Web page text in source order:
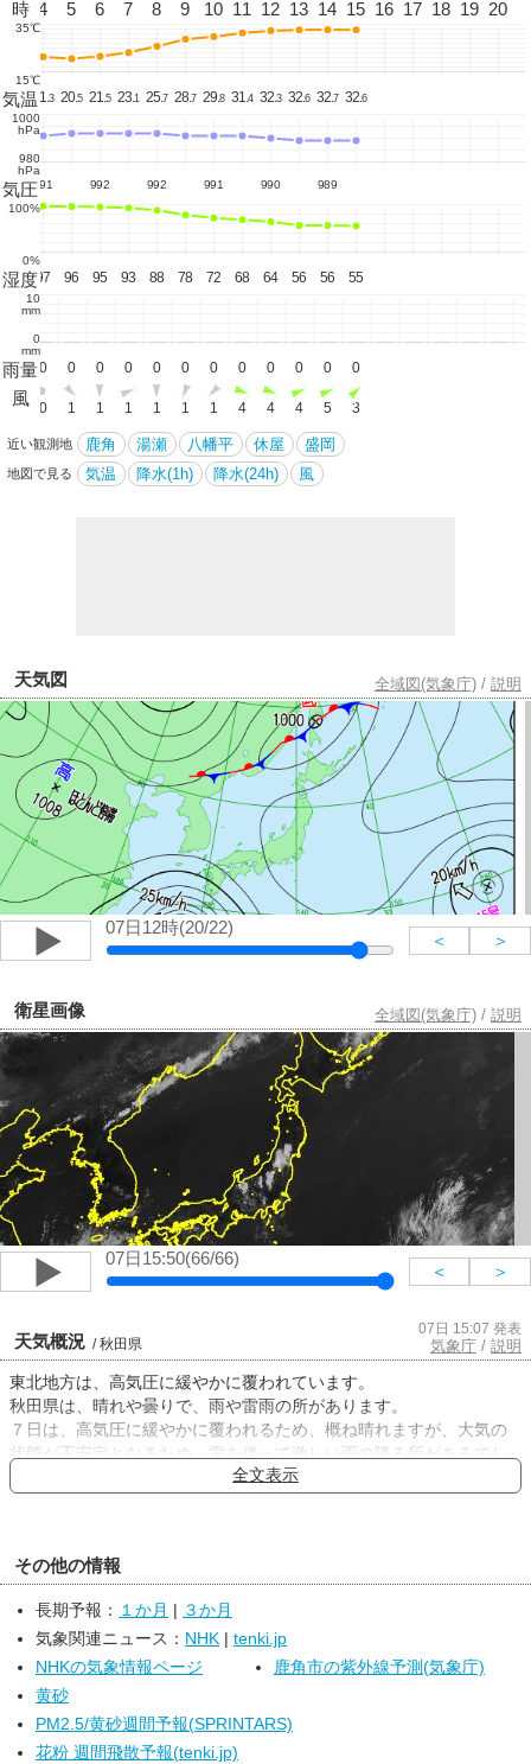
時
3 4 5 6 7 8 9 10 11 12 13 14 15 16 17 18 19 20
35℃
15℃
気温
21. 6 21. 3 20.5 21. 5 23. 1 25. 7 28.7 29. 8 31. 4 32. 3 32. 6 32. 7 32. 6
1000
hPa
980
hPa
気圧991 992 992 991 990
989
100%
0%
湿度
94 97 96 95 93 88 78 72 68 64 56 56 55
10
mm
0
mm
雨量
0 0 0 0 0 0 0 0 0 0 0 0 0
風
0 0 1 1 1 1 1 1 4 4 4 5 3
近い観測地 鹿角 湯瀬 八幡平 休屋 盛岡
地図で見る 気温 降水(1h) 降水(24h) 風
天気図 全域図(気象庁) / 説明
07日12時(20/22)
＜ ＞
衛星画像 全域図(気象庁) / 説明
07日15:50(66/66)
＜ ＞
天気概況 / 秋田県
07日 15:07 発表
気象庁 / 説明
東北地方は、高気圧に緩やかに覆われています。
秋田県は、晴れや曇りで、雨や雷雨の所があります。
７日は、高気圧に緩やかに覆われるため、概ね晴れますが、大気の
状態が不安定となるため、雷を伴って激しい雨の降る所があるでし
全文表示
その他の情報
長期予報： １か月
３か月
気象関連ニュース： NHK
tenki.jp
NHKの気象情報ページ
鹿角市の紫外線予測(気象庁)
黄砂
PM2.5/黄砂週間予報(SPRINTARS)
花粉 週間飛散予報(tenki.jp)